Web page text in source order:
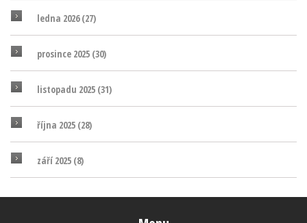
ledna 2026(27)
prosince 2025 (30)
listopadu 2025 (31)
října 2025 (28)
září 2025 (8)